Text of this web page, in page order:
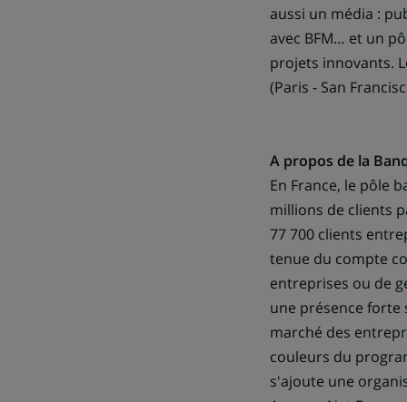
aussi un média :
avec BFM… et un
projets innovants.
(Paris - San
A propos de la
En France, le pôle
millions de clients
77 700 clients
tenue du compte
entreprises ou de
une présence
marché des
couleurs du
s'ajoute une